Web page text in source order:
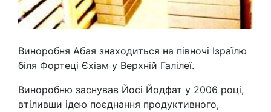
Виноробня Абая знаходиться на півночі Ізраїлю
біля Фортеці Єхіам у Верхній Галілеї.
Виноробню заснував Йосі Йодфат у 2006 році,
втіливши ідею ​​поєднання продуктивного,